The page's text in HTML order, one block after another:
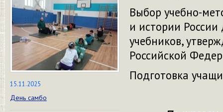
15.11.2025
День самбо
Выбор учебно-
и истории
учебников,
Российской
Подготовка